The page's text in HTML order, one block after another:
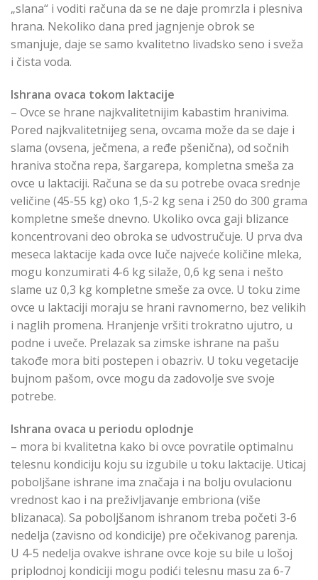
„slana“ i voditi računa da se ne daje promrzla i plesniva
hrana. Nekoliko dana pred jagnjenje obrok se
smanjuje, daje se samo kvalitetno livadsko seno i sveža
i čista voda.
Ishrana ovaca tokom laktacije
– Ovce se hrane najkvalitetnijim kabastim hranivima.
Pored najkvalitetnijeg sena, ovcama može da se daje i
slama (ovsena, ječmena, a ređe pšenična), od sočnih
hraniva stočna repa, šargarepa, kompletna smeša za
ovce u laktaciji. Računa se da su potrebe ovaca srednje
veličine (45-55 kg) oko 1,5-2 kg sena i 250 do 300 grama
kompletne smeše dnevno. Ukoliko ovca gaji blizance
koncentrovani deo obroka se udvostručuje. U prva dva
meseca laktacije kada ovce luče najveće količine mleka,
mogu konzumirati 4-6 kg silaže, 0,6 kg sena i nešto
slame uz 0,3 kg kompletne smeše za ovce. U toku zime
ovce u laktaciji moraju se hrani ravnomerno, bez velikih
i naglih promena. Hranjenje vršiti trokratno ujutro, u
podne i uveče. Prelazak sa zimske ishrane na pašu
takođe mora biti postepen i obazriv. U toku vegetacije
bujnom pašom, ovce mogu da zadovolje sve svoje
potrebe.
Ishrana ovaca u periodu oplodnje
– mora bi kvalitetna kako bi ovce povratile optimalnu
telesnu kondiciju koju su izgubile u toku laktacije. Uticaj
poboljšane ishrane ima značaja i na bolju ovulacionu
vrednost kao i na preživljavanje embriona (više
blizanaca). Sa poboljšanom ishranom treba početi 3-6
nedelja (zavisno od kondicije) pre očekivanog parenja.
U 4-5 nedelja ovakve ishrane ovce koje su bile u lošoj
priplodnoj kondiciji mogu podići telesnu masu za 6-7